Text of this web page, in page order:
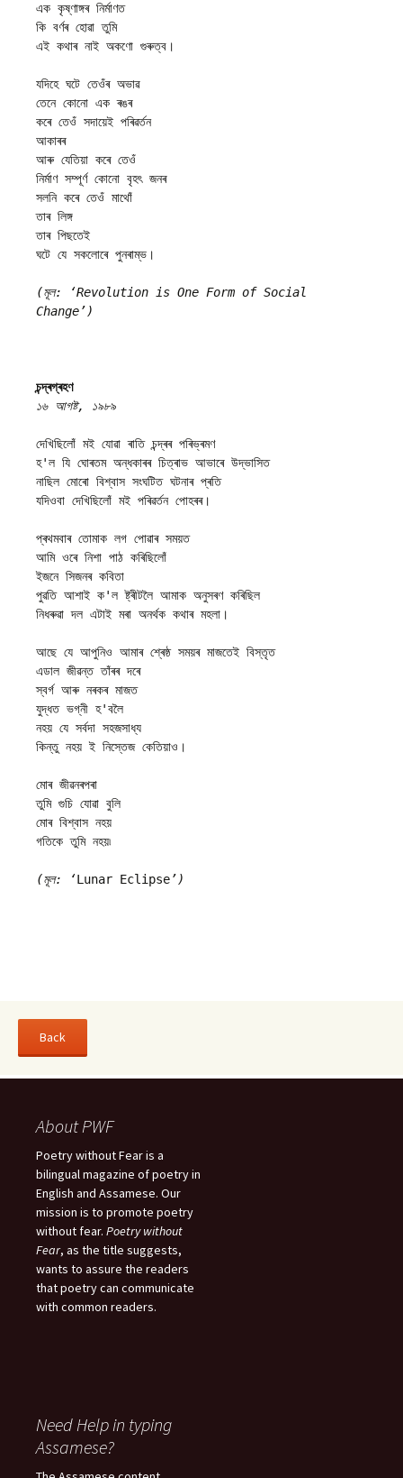
এক কৃষ্ণাঙ্গৰ নিৰ্মাণত
কি বৰ্ণৰ হোৱা তুমি
এই কথাৰ নাই অকণো গুৰুত্ব।
যদিহে ঘটে তেওঁৰ অভাৱ
তেনে কোনো এক ৰঙৰ
কৰে তেওঁ সদায়েই পৰিৱৰ্তন
আকাৰৰ
আৰু যেতিয়া কৰে তেওঁ
নিৰ্মাণ সম্পূৰ্ণ কোনো বৃহৎ জনৰ
সলনি কৰে তেওঁ মাথোঁ
তাৰ লিঙ্গ
তাৰ পিছতেই
ঘটে যে সকলোৰে পুনৰাম্ভ।
(মূল: ‘Revolution is One Form of Social
Change’)
চন্দ্ৰগ্ৰহণ
১৬ আগষ্ট, ১৯৮৯
দেখিছিলোঁ মই যোৱা ৰাতি চন্দ্ৰৰ পৰিভ্ৰমণ
হ'ল যি ঘোৰতম অন্ধকাৰৰ চিত্ৰাভ আভাৰে উদ্ভাসিত
নাছিল মোৰো বিশ্বাস সংঘটিত ঘটনাৰ প্ৰতি
যদিওবা দেখিছিলোঁ মই পৰিৱৰ্তন পোহৰৰ।
প্ৰথমবাৰ তোমাক লগ পোৱাৰ সময়ত
আমি ওৰে নিশা পাঠ কৰিছিলোঁ
ইজনে সিজনৰ কবিতা
পুৱতি আশাই ক'ল ষ্ট্ৰীটলৈ আমাক অনুসৰণ কৰিছিল
নিধৰুৱা দল এটাই মৰা অনৰ্থক কথাৰ মহলা।
আছে যে আপুনিও আমাৰ শ্ৰেষ্ঠ সময়ৰ মাজতেই বিস্তৃত
এডাল জীৱন্ত তাঁৰৰ দৰে
স্বৰ্গ আৰু নৰকৰ মাজত
যুদ্ধত ভগ্নী হ'বলৈ
নহয় যে সৰ্বদা সহজসাধ্য
কিন্তু নহয় ই নিস্তেজ কেতিয়াও।
মোৰ জীৱনৰপৰা
তুমি গুচি যোৱা বুলি
মোৰ বিশ্বাস নহয়
গতিকে তুমি নহয়৷
(মূল: ‘Lunar Eclipse’)
About PWF
Poetry without Fear is a
bilingual magazine of poetry in
English and Assamese. Our
mission is to promote poetry
without fear. Poetry without
Fear, as the title suggests,
wants to assure the readers
that poetry can communicate
with common readers.
Need Help in typing
Assamese?